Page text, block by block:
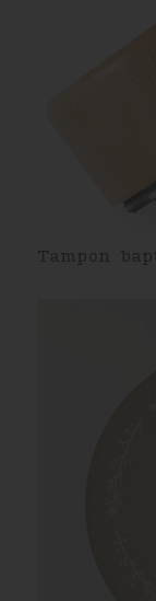
Tampon